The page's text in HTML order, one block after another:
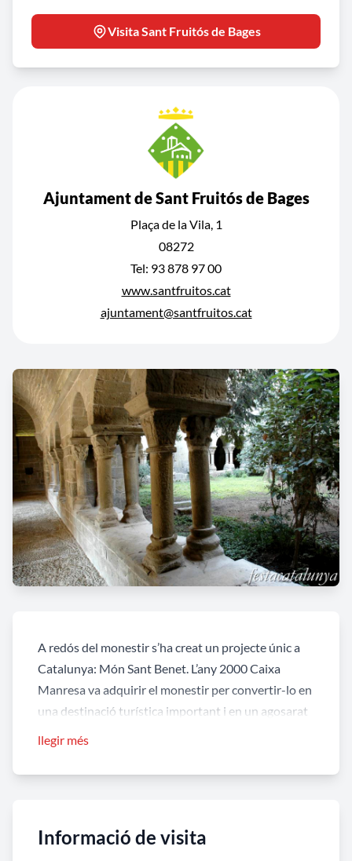
Visita Sant Fruitós de Bages
Ajuntament de Sant Fruitós de Bages
Plaça de la Vila, 1
08272
Tel: 93 878 97 00
www.santfruitos.cat
ajuntament@santfruitos.cat
A redós del monestir s’ha creat un projecte únic a
Catalunya: Món Sant Benet. L’any 2000 Caixa
Manresa va adquirir el monestir per convertir-lo en
una destinació turística important i en un agosarat
Pedrera.
www.monsantbenet.com, com “un món obert a als
llegir més
Informació de visita